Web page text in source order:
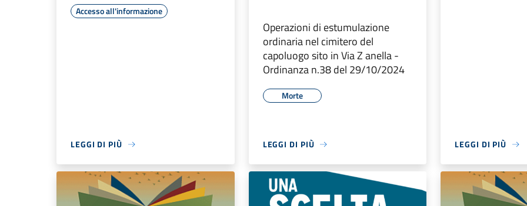
Accesso all'informazione
LEGGI DI PIÙ
Operazioni di estumulazione
ordinaria nel cimitero del
capoluogo sito in Via Z anella -
Ordinanza n.38 del 29/10/2024
Morte
LEGGI DI PIÙ LEGGI DI PIÙ